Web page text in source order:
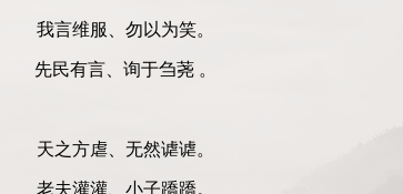
我言维服、勿以为笑。
先民有言、询于刍荛 。
天之方虐、无然谑谑。
老夫灌灌、小子蹻蹻。